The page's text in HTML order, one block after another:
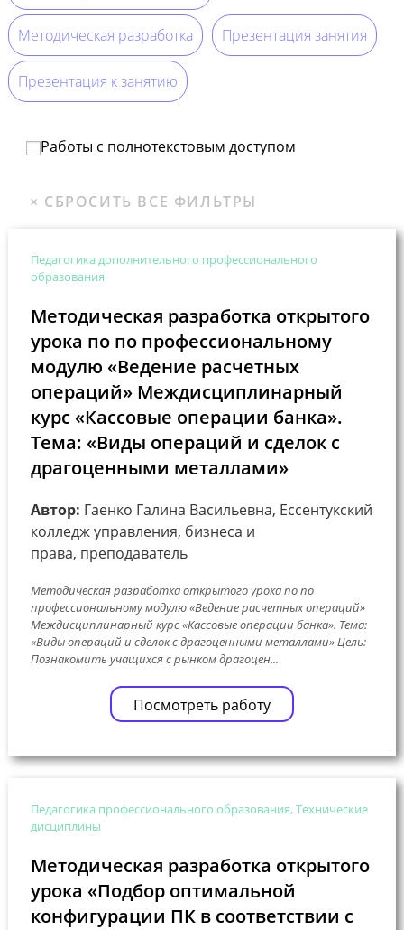
Методическая разработка Презентация занятия
Презентация к занятию
Работы с полнотекстовым доступом
Педагогика дополнительного профессионального
образования
Методическая разработка открытого
урока по по профессиональному
модулю «Ведение расчетных
операций» Междисциплинарный
курс «Кассовые операции банка».
Тема: «Виды операций и сделок с
драгоценными металлами»
Автор: Гаенко Галина Васильевна, Ессентукский
колледж управления, бизнеса и
права, преподаватель
Методическая разработка открытого урока по по
профессиональному модулю «Ведение расчетных операций»
Междисциплинарный курс «Кассовые операции банка». Тема:
«Виды операций и сделок с драгоценными металлами» Цель:
Познакомить учащихся с рынком драгоцен...
Посмотреть работу
Педагогика профессионального образования, Технические
дисциплины
Методическая разработка открытого
урока «Подбор оптимальной
конфигурации ПК в соответствии с